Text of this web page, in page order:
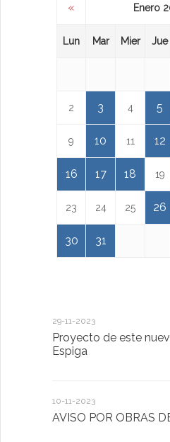
« Enero
Lun Mar Mier Jue
2 3 4 5
9 10 11 12
16 17 18 19
23 24 25 26
30 31
29-11-2023
Proyecto de este
Espiga
10-11-2023
AVISO POR OBRAS